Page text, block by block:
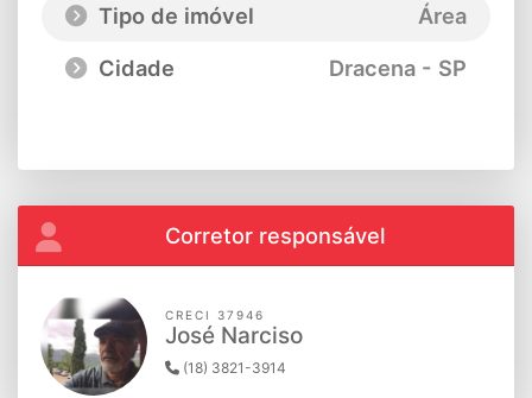
Tipo de imóvel
Área
Cidade
Dracena - SP
Corretor responsável
CRECI 37946
José Narciso
(18) 3821-3914